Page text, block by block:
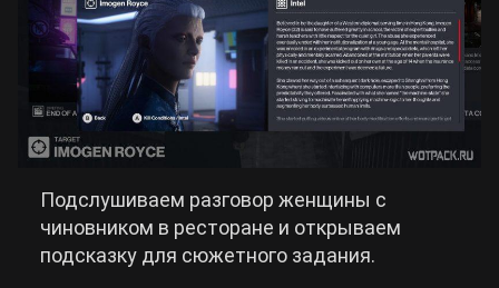
Kingdom Come: Deliverance 2
Path of Exile 2
Roblox
Билды Cyberpunk 2077
Билды Path of Exile 2
Подслушиваем разговор женщины с
чиновником в ресторане и открываем
подсказку для сюжетного задания.